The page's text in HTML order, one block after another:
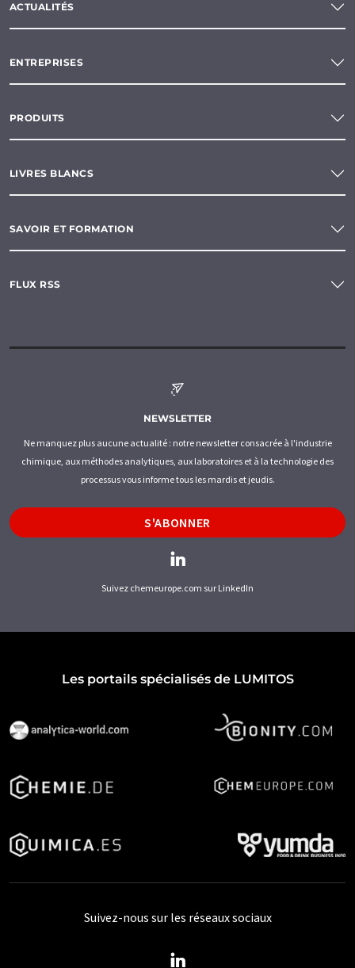
ACTUALITÉS
ENTREPRISES
PRODUITS
LIVRES BLANCS
SAVOIR ET FORMATION
FLUX RSS
NEWSLETTER
Ne manquez plus aucune actualité : notre newsletter consacrée à l'industrie
chimique, aux méthodes analytiques, aux laboratoires et à la technologie des
processus vous informe tous les mardis et jeudis.
S'ABONNER
Suivez chemeurope.com sur LinkedIn
Les portails spécialisés de LUMITOS
Suivez-nous sur les réseaux sociaux